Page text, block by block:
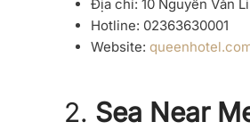
Địa chỉ: 10 Nguyễn Văn
Hotline: 02363630001
Website:
2. Sea Near